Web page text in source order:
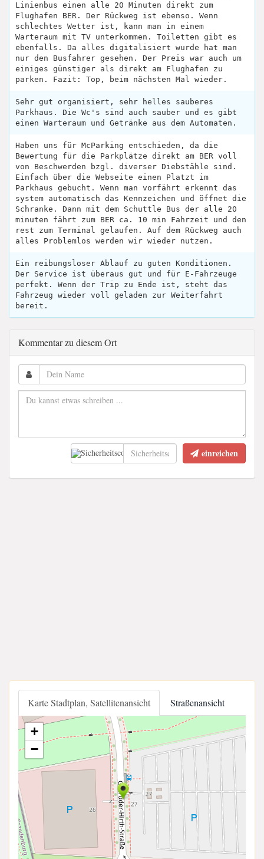
Linienbus einen alle 20 Minuten direkt zum
Flughafen BER. Der Rückweg ist ebenso. Wenn
schlechtes Wetter ist, kann man in einem
Warteraum mit TV unterkommen. Toiletten gibt es
ebenfalls. Da alles digitalisiert wurde hat man
nur den Busfahrer gesehen. Der Preis war auch um
einiges günstiger als direkt am Flughafen zu
parken. Fazit: Top, beim nächsten Mal wieder.
Sehr gut organisiert, sehr helles sauberes
Parkhaus. Die Wc's sind auch sauber und es gibt
einen Warteraum und Getränke aus dem Automaten.
Haben uns für McParking entschieden, da die
Bewertung für die Parkplätze direkt am BER voll
von Beschwerden bzgl. diverser Diebstähle sind.
Einfach über die Webseite einen Platzt im
Parkhaus gebucht. Wenn man vorfährt erkennt das
system automatisch das Kennzeichen und öffnet die
Schranke. Dann mit dem Schuttle Bus der alle 20
minuten fährt zum BER ca. 10 min Fahrzeit und den
rest zum Terminal gelaufen. Auf dem Rückweg auch
alles Problemlos werden wir wieder nutzen.
Ein reibungsloser Ablauf zu guten Konditionen.
Der Service ist überaus gut und für E-Fahrzeuge
perfekt. Wenn der Trip zu Ende ist, steht das
Fahrzeug wieder voll geladen zur Weiterfahrt
bereit.
Kommentar zu diesem Ort
einreichen
Karte Stadtplan, Satellitenansicht Straßenansicht
+
−